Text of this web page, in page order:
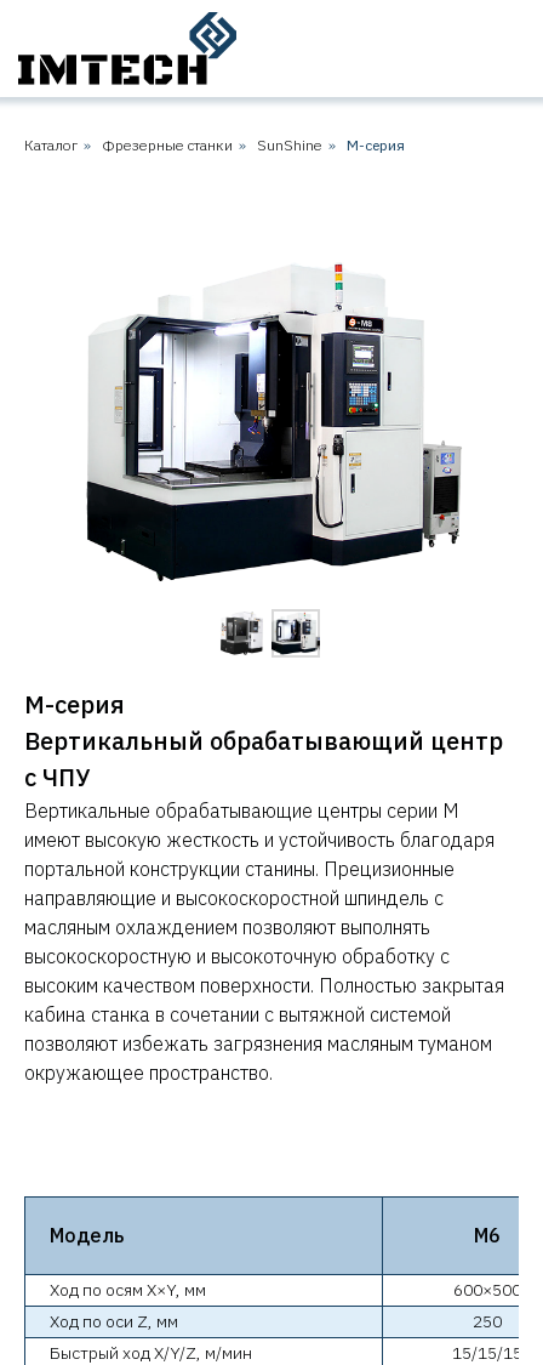
Каталог » Фрезерные станки » SunShine » M-серия
M-серия
Вертикальный обрабатывающий центр
с ЧПУ
Вертикальные обрабатывающие центры серии M
имеют высокую жесткость и устойчивость благодаря
портальной конструкции станины. Прецизионные
направляющие и высокоскоростной шпиндель с
масляным охлаждением позволяют выполнять
высокоскоростную и высокоточную обработку с
высоким качеством поверхности. Полностью закрытая
кабина станка в сочетании с вытяжной системой
позволяют избежать загрязнения масляным туманом
окружающее пространство.
Модель M6
Ход по осям X×Y, мм
600×500
Ход по оси Z, мм
250
Быстрый ход X/Y/Z, м/мин
15/15/15